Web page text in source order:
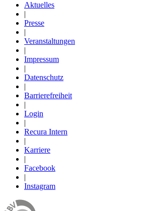
Aktuelles
|
Presse
|
Veranstaltungen
|
Impressum
|
Datenschutz
|
Barrierefreiheit
|
Login
|
Recura Intern
|
Karriere
|
Facebook
|
Instagram